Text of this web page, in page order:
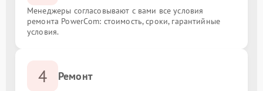
Менеджеры согласовывают с вами все условия
ремонта PowerCom: стоимость, сроки, гарантийные
условия.
4 Ремонт